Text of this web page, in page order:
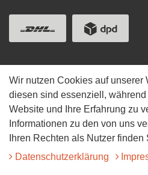
73117
07161-
Wir nutzen Cookies auf unserer
diesen sind essenziell,
Website und Ihre Erfahrung zu
Informationen zu den von uns
Ihren Rechten als Nutzer finden
Daten­schutz­erklärung